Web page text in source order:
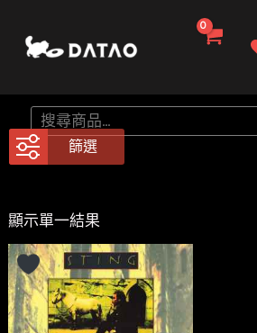
要
內
搜
尋
篩選
顯示單一結果